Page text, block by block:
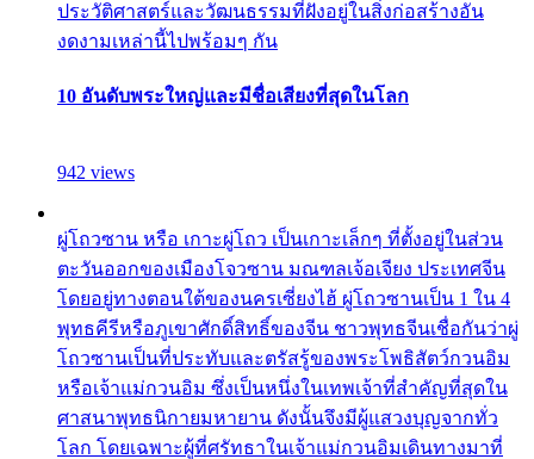
ประวัติศาสตร์และวัฒนธรรมที่ฝังอยู่ในสิ่งก่อสร้างอัน
งดงามเหล่านี้ไปพร้อมๆ กัน
10 อันดับพระใหญ่และมีชื่อเสียงที่สุดในโลก
942 views
ผู่โถวซาน หรือ เกาะผู่โถว เป็นเกาะเล็กๆ ที่ตั้งอยู่ในส่วน
ตะวันออกของเมืองโจวซาน มณฑลเจ้อเจียง ประเทศจีน
โดยอยู่ทางตอนใต้ของนครเซี่ยงไฮ้ ผู่โถวซานเป็น 1 ใน 4
พุทธคีรีหรือภูเขาศักดิ์สิทธิ์ของจีน ชาวพุทธจีนเชื่อกันว่าผู่
โถวซานเป็นที่ประทับและตรัสรู้ของพระโพธิสัตว์กวนอิม
หรือเจ้าแม่กวนอิม ซึ่งเป็นหนึ่งในเทพเจ้าที่สำคัญที่สุดใน
ศาสนาพุทธนิกายมหายาน ดังนั้นจึงมีผู้แสวงบุญจากทั่ว
โลก โดยเฉพาะผู้ที่ศรัทธาในเจ้าแม่กวนอิมเดินทางมาที่